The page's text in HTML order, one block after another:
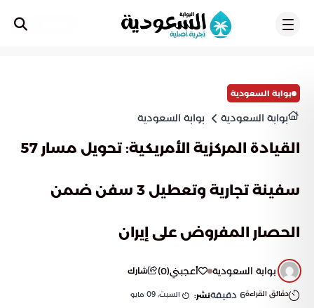
بوابة السعودية
بوابة السعودية بوابة السعودية
القيادة المركزية الأمريكية: تحويل مسار 57
سفينة تجارية وتعطيل 3 سفن ضمن
الحصار المفروض على إيران
بوابة السعودية أعجبني(
0
) شارك
دقائق القراءة6 دقيقةنشر: السبت, 09 مايو